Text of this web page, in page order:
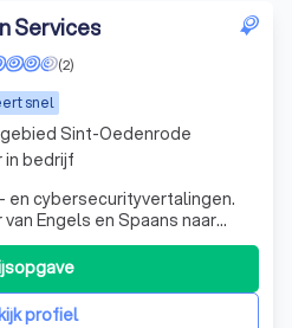
Services
snel
(2)
cybersecurityvertalingen.
Engels en Spaans naar
én leesbaarheid.
profiel
Sint-Oedenrode
in bedrijf